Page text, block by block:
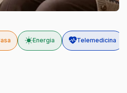
Energia Telemedicina